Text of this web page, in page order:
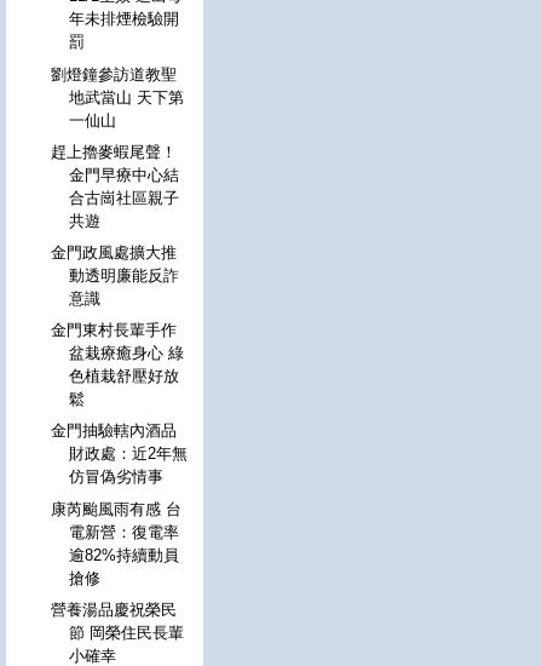
年未排煙檢驗開
罰
劉燈鐘參訪道教聖
地武當山 天下第
一仙山
趕上擼麥蝦尾聲！
金門早療中心結
合古崗社區親子
共遊
金門政風處擴大推
動透明廉能反詐
意識
金門東村長輩手作
盆栽療癒身心 綠
色植栽舒壓好放
鬆
金門抽驗轄內酒品
財政處：近2年無
仿冒偽劣情事
康芮颱風雨有感 台
電新營：復電率
逾82%持續動員
搶修
營養湯品慶祝榮民
節 岡榮住民長輩
小確幸